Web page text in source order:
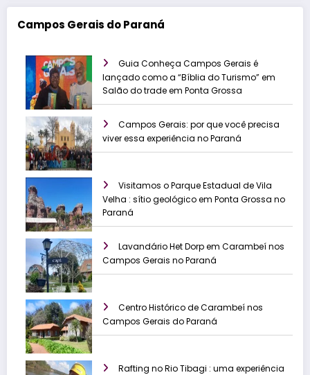
Campos Gerais do Paraná
Guia Conheça Campos Gerais é
lançado como a “Bíblia do Turismo” em
Salão do trade em Ponta Grossa
Campos Gerais: por que você precisa
viver essa experiência no Paraná
Visitamos o Parque Estadual de Vila
Velha : sítio geológico em Ponta Grossa no
Paraná
Lavandário Het Dorp em Carambeí nos
Campos Gerais no Paraná
Centro Histórico de Carambeí nos
Campos Gerais do Paraná
Rafting no Rio Tibagi : uma experiência